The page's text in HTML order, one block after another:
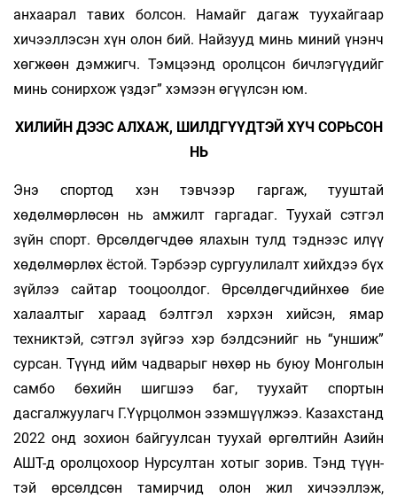
анхаарал тавих болсон. Намайг дагаж туухайгаар
хичээллэсэн хүн олон бий. Найзууд минь миний үнэнч
хөгжөөн дэмжигч. Тэмцээнд оролцсон бичлэгүүдийг
минь сонирхож үздэг” хэмээн өгүүлсэн юм.
ХИЛИЙН ДЭЭС АЛХАЖ, ШИЛДГҮҮДТЭЙ ХҮЧ СОРЬСОН
НЬ
Энэ спортод хэн тэвчээр гаргаж, тууштай
хөдөлмөрлөсөн нь амжилт гаргадаг. Туухай сэтгэл
зүйн спорт. Өрсөлдөгчдөө ялахын тулд тэднээс илүү
хөдөлмөрлөх ёстой. Тэрбээр сургуулилалт хийхдээ бүх
зүйлээ сайтар тооцоолдог. Өрсөлдөгчдийнхөө бие
халаалтыг хараад бэлт­гэл хэрхэн хийсэн, ямар
техниктэй, сэтгэл зүйгээ хэр бэлдсэнийг нь “уншиж”
сурсан. Түүнд ийм чадварыг нөхөр нь буюу Монголын
самбо бөхийн шигшээ баг, туухайт спортын
дасгалжуулагч Г.Үүрцолмон эзэмшүүлжээ. Казахстанд
2022 онд зохион байгуулсан туухай өргөлтийн Азийн
АШТ-д оролцохоор Нурсултан хотыг зорив. Тэнд түүн­
тэй өрсөлдсөн тамирчид олон жил хи­чээллэж,